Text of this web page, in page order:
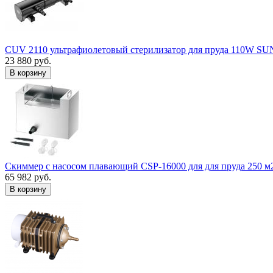
CUV 2110 ультрафиолетовый стерилизатор для пруда 110W
23 880 руб.
В корзину
Скиммер с насосом плавающий CSP-16000 для для пруда 250
65 982 руб.
В корзину